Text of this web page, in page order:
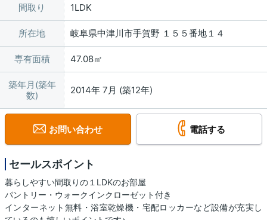
間取り 1LDK
所在地 岐阜県中津川市手賀野 １５５番地１４
専有面積 47.08㎡
築年月(築年
数)
2014年 7月 (築12年)
お問い合わせ 電話する
セールスポイント
暮らしやすい間取りの１LDKのお部屋
パントリー・ウォークインクローゼット付き
インターネット無料・浴室乾燥機・宅配ロッカーなど設備が充実し